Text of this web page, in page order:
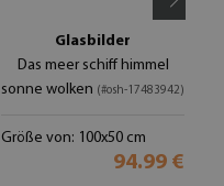
Glasbilder
Das meer schiff himmel
sonne wolken (#osh-17483942)
Größe von: 100x50 cm
94.99 €